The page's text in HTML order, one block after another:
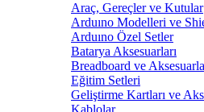
Araç, Gereçler ve Kutular
Arduıno Modelleri ve
Arduıno Özel Setler
Batarya Aksesuarları
Breadboard ve
Eğitim Setleri
Geliştirme Kartları ve
Kablolar